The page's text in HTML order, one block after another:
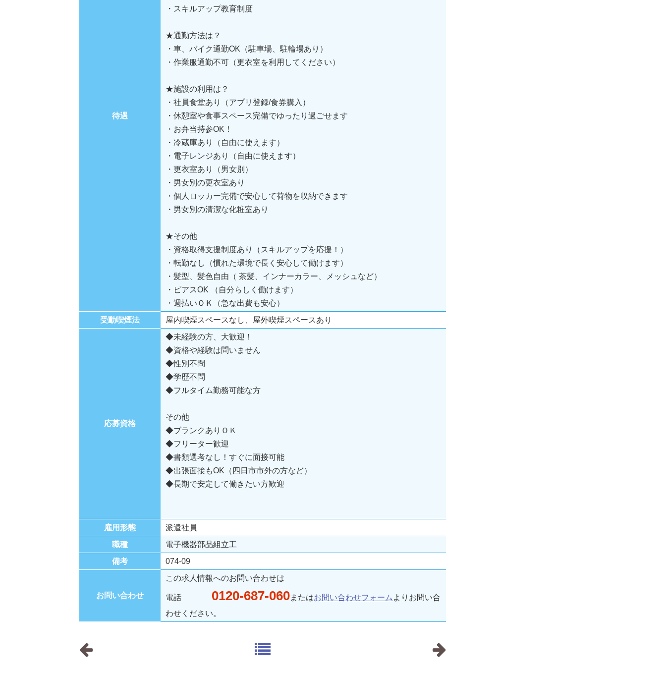
待遇
・スキルアップ教育制度
★通勤方法は？
・車、バイク通勤OK（駐車場、駐輪場あり）
・作業服通勤不可（更衣室を利用してください）
★施設の利用は？
・社員食堂あり（アプリ登録/食券購入）
・休憩室や食事スペース完備でゆったり過ごせます
・お弁当持参OK！
・冷蔵庫あり（自由に使えます）
・電子レンジあり（自由に使えます）
・更衣室あり（男女別）
・男女別の更衣室あり
・個人ロッカー完備で安心して荷物を収納できます
・男女別の清潔な化粧室あり
★その他
・資格取得支援制度あり（スキルアップを応援！）
・転勤なし（慣れた環境で長く安心して働けます）
・髪型、髪色自由（ 茶髪、インナーカラー、メッシュなど）
・ピアスOK （自分らしく働けます）
・週払いＯＫ（急な出費も安心）
受動喫煙法
屋内喫煙スペースなし、屋外喫煙スペースあり
応募資格
◆未経験の方、大歓迎！
◆資格や経験は問いません
◆性別不問
◆学歴不問
◆フルタイム勤務可能な方
その他
◆ブランクありＯＫ
◆フリーター歓迎
◆書類選考なし！すぐに面接可能
◆出張面接もOK（四日市市外の方など）
◆長期で安定して働きたい方歓迎
雇用形態
派遣社員
職種
電子機器部品組立工
備考
074-09
お問い合わせ
この求人情報へのお問い合わせは
電話 0120-687-060またはお問い合わせフォーム よりお問い合
わせください。